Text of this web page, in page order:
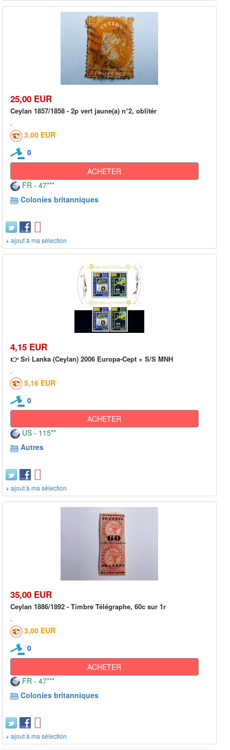
25,00 EUR
Ceylan 1857/1858 - 2p vert jaune(a) n°2, oblitér
3,00 EUR
0
ACHETER
FR - 47***
Colonies britanniques
+ ajout à ma sélection
4,15 EUR
👉 Sri Lanka (Ceylan) 2006 Europa-Cept + S/S MNH
5,16 EUR
0
ACHETER
US - 115**
Autres
+ ajout à ma sélection
35,00 EUR
Ceylan 1886/1892 - Timbre Télégraphe, 60c sur 1r
3,00 EUR
0
ACHETER
FR - 47***
Colonies britanniques
+ ajout à ma sélection